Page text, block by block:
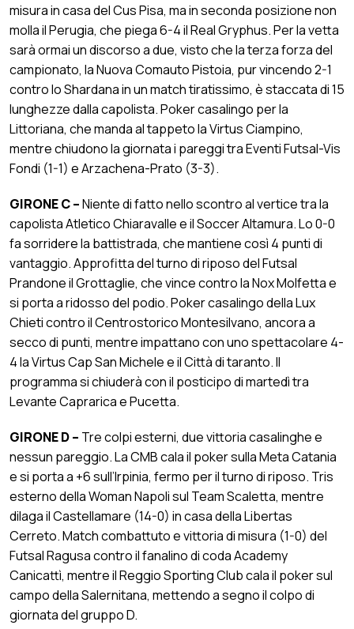
misura in casa del Cus Pisa, ma in seconda posizione non
molla il Perugia, che piega 6-4 il Real Gryphus. Per la vetta
sarà ormai un discorso a due, visto che la terza forza del
campionato, la Nuova Comauto Pistoia, pur vincendo 2-1
contro lo Shardana in un match tiratissimo, è staccata di 15
lunghezze dalla capolista. Poker casalingo per la
Littoriana, che manda al tappeto la Virtus Ciampino,
mentre chiudono la giornata i pareggi tra Eventi Futsal-Vis
Fondi (1-1) e Arzachena-Prato (3-3).
GIRONE C –Niente di fatto nello scontro al vertice tra la
capolista Atletico Chiaravalle e il Soccer Altamura. Lo 0-0
fa sorridere la battistrada, che mantiene così 4 punti di
vantaggio. Approfitta del turno di riposo del Futsal
Prandone il Grottaglie, che vince contro la Nox Molfetta e
si porta a ridosso del podio. Poker casalingo della Lux
Chieti contro il Centrostorico Montesilvano, ancora a
secco di punti, mentre impattano con uno spettacolare 4-
4 la Virtus Cap San Michele e il Città di taranto. Il
programma si chiuderà con il posticipo di martedì tra
Levante Caprarica e Pucetta.
GIRONE D – Tre colpi esterni, due vittoria casalinghe e
nessun pareggio. La CMB cala il poker sulla Meta Catania
e si porta a +6 sull’Irpinia, fermo per il turno di riposo. Tris
esterno della Woman Napoli sul Team Scaletta, mentre
dilaga il Castellamare (14-0) in casa della Libertas
Cerreto. Match combattuto e vittoria di misura (1-0) del
Futsal Ragusa contro il fanalino di coda Academy
Canicattì, mentre il Reggio Sporting Club cala il poker sul
campo della Salernitana, mettendo a segno il colpo di
giornata del gruppo D.